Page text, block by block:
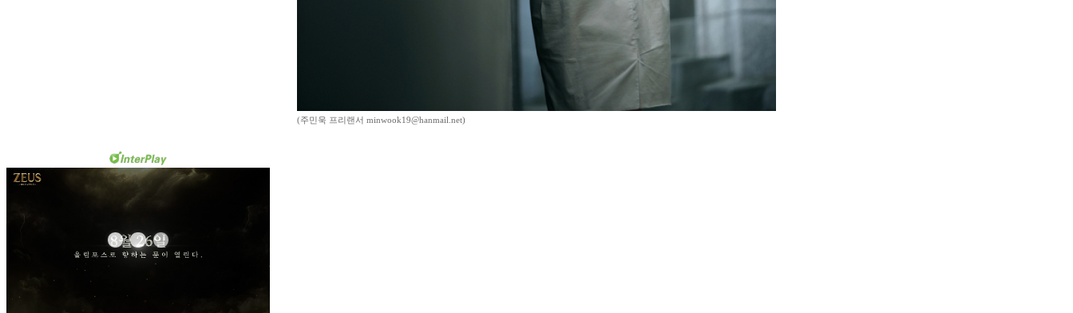
(주민욱 프리랜서 minwook19@hanmail.net)